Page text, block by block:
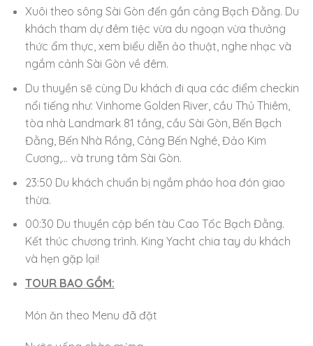
Xuôi theo sông Sài Gòn đến gần cảng Bạch Đằng. Du
khách tham dự đêm tiệc vừa du ngoạn vừa thưởng
thức ẩm thực, xem biểu diễn ảo thuật, nghe nhạc và
ngắm cảnh Sài Gòn về đêm.
Du thuyền sẽ cùng Du khách đi qua các điểm checkin
nổi tiếng như: Vinhome Golden River, cầu Thủ Thiêm,
tòa nhà Landmark 81 tầng, cầu Sài Gòn, Bến Bạch
Đằng, Bến Nhà Rồng, Cảng Bến Nghé, Đảo Kim
Cương,… và trung tâm Sài Gòn.
23:50 Du khách chuẩn bị ngắm pháo hoa đón giao
thừa.
00:30 Du thuyền cập bến tàu Cao Tốc Bạch Đằng.
Kết thúc chương trình. King Yacht chia tay du khách
và hẹn gặp lại!
TOUR BAO GỒM:
Món ăn theo Menu đã đặt